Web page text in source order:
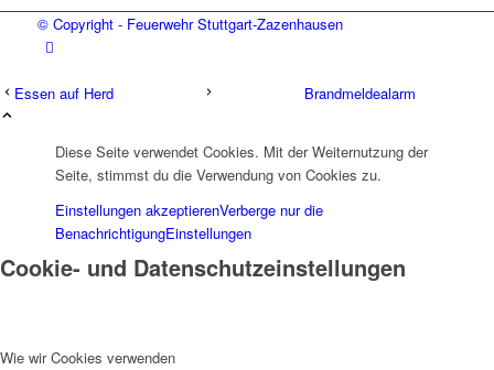
© Copyright - Feuerwehr Stuttgart-Zazenhausen
Essen auf Herd Brandmeldealarm
Diese Seite verwendet Cookies. Mit der Weiternutzung der
Seite, stimmst du die Verwendung von Cookies zu.
Einstellungen akzeptierenVerberge nur die
BenachrichtigungEinstellungen
Cookie- und Datenschutzeinstellungen
Wie wir Cookies verwenden